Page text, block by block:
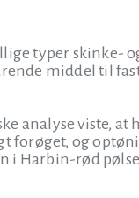
typer skinke-
middel til
analyse viste, at
forøget, og
i Harbin-rød